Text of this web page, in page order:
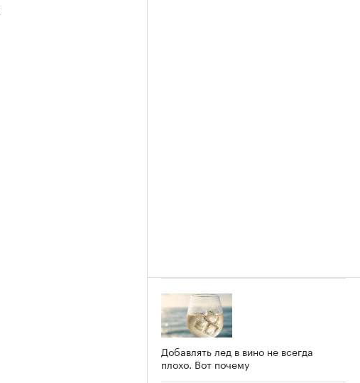
Добавлять лед в вино не всегда
плохо. Вот почему